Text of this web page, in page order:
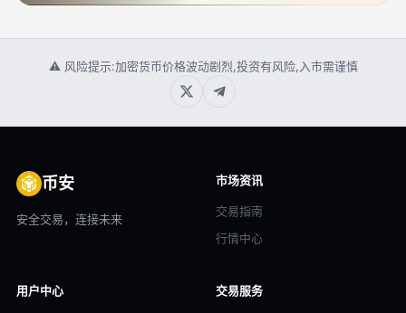
⚠ 风险提示:加密货币价格波动剧烈,投资有风险,入市需谨慎
币安
安全交易，连接未来
市场资讯
交易指南
行情中心
用户中心 交易服务